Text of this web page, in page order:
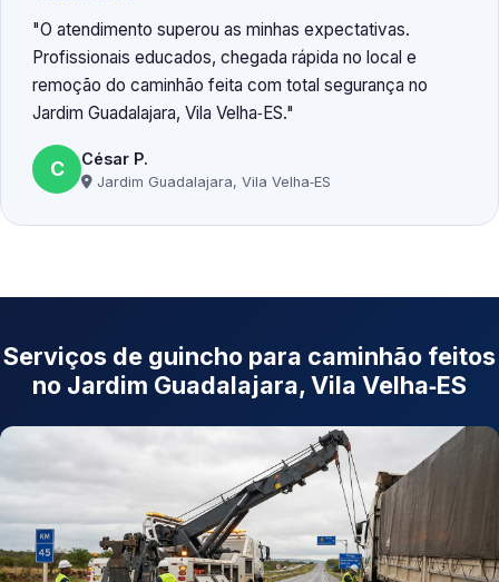
O atendimento superou as minhas expectativas.
Profissionais educados, chegada rápida no local e
remoção do caminhão feita com total segurança no
Jardim Guadalajara, Vila Velha‑ES.
C César P.
Jardim Guadalajara, Vila Velha‑ES
Serviços de guincho para caminhão feitos
no Jardim Guadalajara, Vila Velha‑ES